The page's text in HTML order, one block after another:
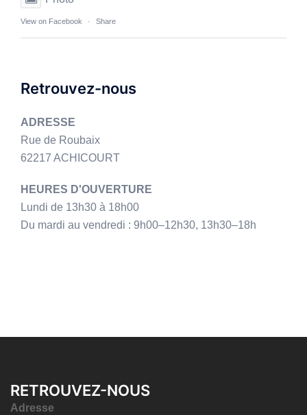
View on Facebook · Share
Retrouvez-nous
ADRESSE
Rue de Roubaix
62217 ACHICOURT
HEURES D'OUVERTURE
Lundi de 13h30 à 18h00
Du mardi au vendredi : 9h00–12h30, 13h30–18h
RETROUVEZ-NOUS
Adresse